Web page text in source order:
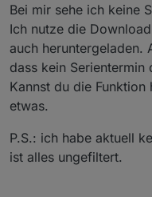
if
            }
        }
on({
Bei mir sehe ich keine
Ich nutze die
auch heruntergeladen.
dass kein Serientermin
Kannst du die
etwas.
P.S.: ich habe aktuell
ist alles ungefiltert.